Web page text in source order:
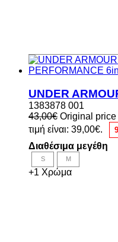
1383878 001
43,00€ Original
τιμή είναι: 39,00€.
Διαθέσιμα μεγέθη
S M
+1 Χρώμα